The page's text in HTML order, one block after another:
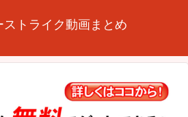
ストライク動画まとめ